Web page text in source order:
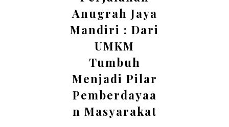
Anugrah Jaya
Mandiri : Dari
UMKM
Tumbuh
Menjadi Pilar
Pemberdayaa
n Masyarakat